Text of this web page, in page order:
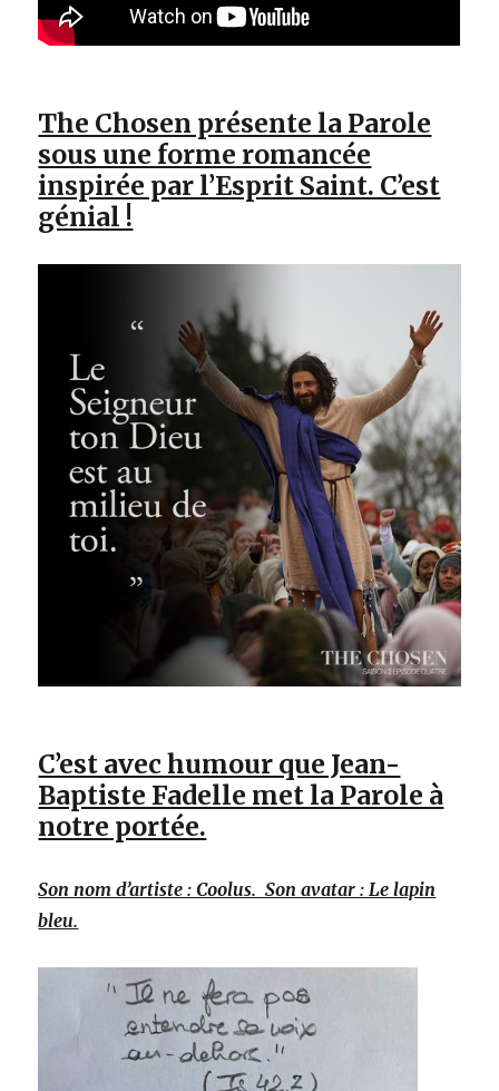
The Chosen présente la Parole
sous une forme romancée
inspirée par l’Esprit Saint. C’est
génial !
C’est avec humour que Jean-
Baptiste Fadelle met la Parole à
notre portée.
Son nom d’artiste : Coolus. Son avatar : Le lapin
bleu.